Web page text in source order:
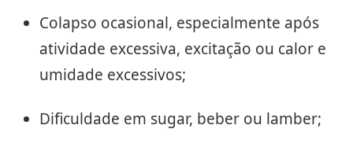
Colapso ocasional, especialmente após
atividade excessiva, excitação ou calor e
umidade excessivos;
Dificuldade em sugar, beber ou lamber;